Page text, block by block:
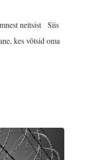
neitsist Siis
kes võtsid oma